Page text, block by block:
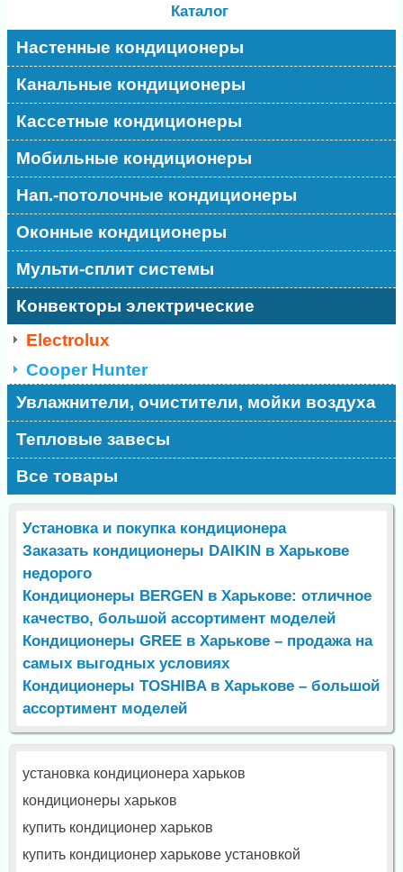
Каталог
Настенные кондиционеры
Канальные кондиционеры
Кассетные кондиционеры
Мобильные кондиционеры
Нап.-потолочные кондиционеры
Оконные кондиционеры
Мульти-сплит системы
Конвекторы электрические
Electrolux
Cooper Hunter
Увлажнители, очистители, мойки воздуха
Тепловые завесы
Все товары
Установка и покупка кондиционера
Заказать кондиционеры DAIKIN в Харькове
недорого
Кондиционеры BERGEN в Харькове: отличное
качество, большой ассортимент моделей
Кондиционеры GREE в Харькове – продажа на
самых выгодных условиях
Кондиционеры TOSHIBA в Харькове – большой
ассортимент моделей
установка кондиционера харьков
кондиционеры харьков
купить кондиционер харьков
купить кондиционер харькове установкой